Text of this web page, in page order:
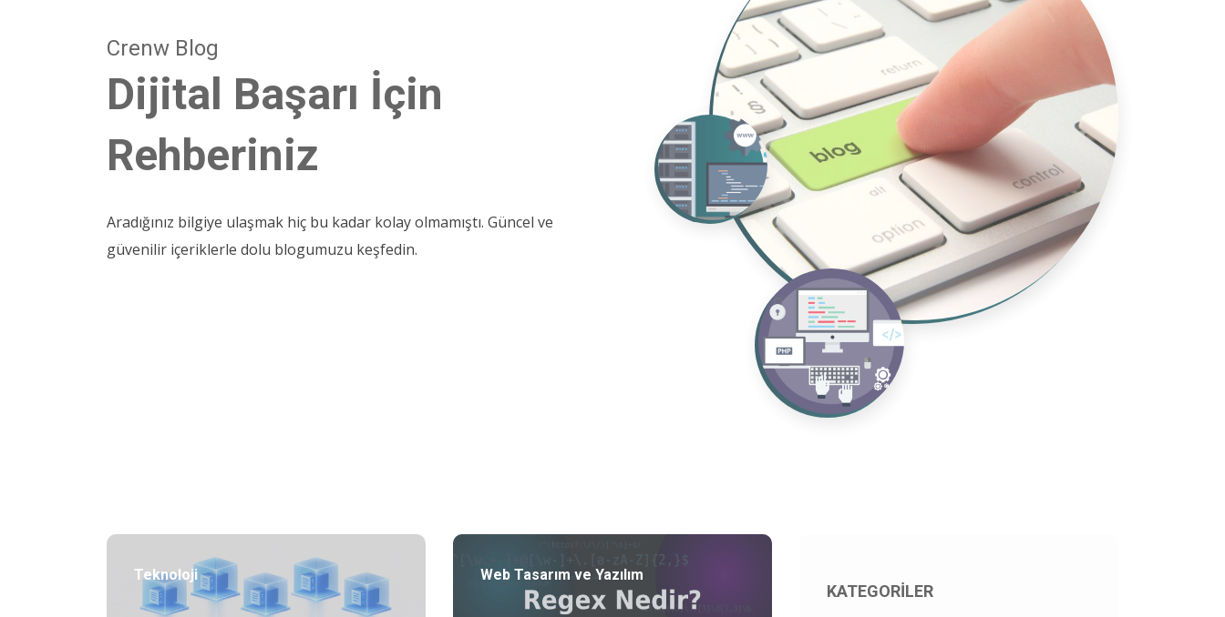
Crenw Blog
Dijital Başarı İçin
Rehberiniz
Aradığınız bilgiye ulaşmak hiç bu kadar kolay olmamıştı. Güncel ve
güvenilir içeriklerle dolu blogumuzu keşfedin.
Teknoloji Web Tasarım ve Yazılım
KATEGORİLER